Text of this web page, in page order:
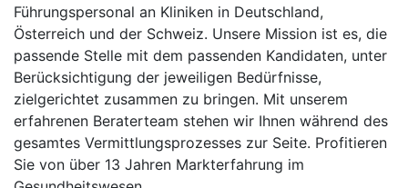
Führungspersonal an Kliniken in Deutschland,
Österreich und der Schweiz. Unsere Mission ist es, die
passende Stelle mit dem passenden Kandidaten, unter
Berücksichtigung der jeweiligen Bedürfnisse,
zielgerichtet zusammen zu bringen. Mit unserem
erfahrenen Beraterteam stehen wir Ihnen während des
gesamtes Vermittlungsprozesses zur Seite. Profitieren
Sie von über 13 Jahren Markterfahrung im